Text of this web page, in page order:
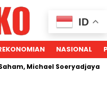
NASIONAL
Soeryadjaya
ID